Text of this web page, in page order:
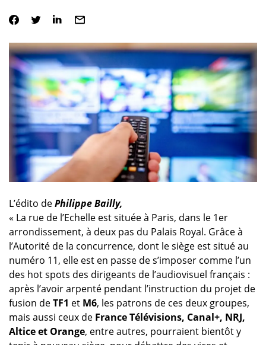
L’édito dePhilippe Bailly,
« La rue de l’Echelle est située à Paris, dans le 1er
arrondissement, à deux pas du Palais Royal. Grâce à
l’Autorité de la concurrence, dont le siège est situé au
numéro 11, elle est en passe de s’imposer comme l’un
des hot spots des dirigeants de l’audiovisuel français :
après l’avoir arpenté pendant l’instruction du projet de
fusion deTF1 et M6, les patrons de ces deux groupes,
mais aussi ceux de France Télévisions, Canal+, NRJ,
Altice et Orange, entre autres, pourraient bientôt y